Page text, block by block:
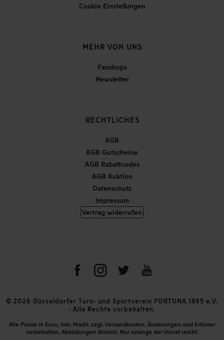
Cookie Einstellungen
MEHR VON UNS
Fanshops
Newsletter
RECHTLICHES
AGB
AGB Gutscheine
AGB Rabattcodes
AGB Auktion
Datenschutz
Impressum
Vertrag widerrufen
© 2026 Düsseldorfer Turn- und Sportverein FORTUNA 1895 e.V.
- Alle Rechte vorbehalten.
Alle Preise in Euro, inkl. MwSt. zzgl. Versandkosten. Änderungen und Irrtümer
vorbehalten. Abbildungen ähnlich. Nur solange der Vorrat reicht.